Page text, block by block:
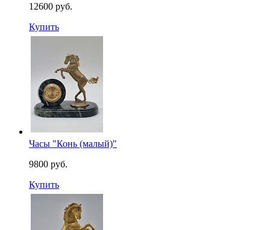
12600 руб.
Купить
Часы "Конь (малый)"
9800 руб.
Купить